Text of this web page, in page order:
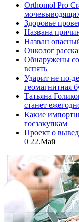
Orthomol Pro
Здоровье
Названа
Назван
Онколог
Обнаружены
вспять
Ударит не по-
геомагнитная
Татьяна
станет
Какие
госзакупкам
Проект о
0 22.Май